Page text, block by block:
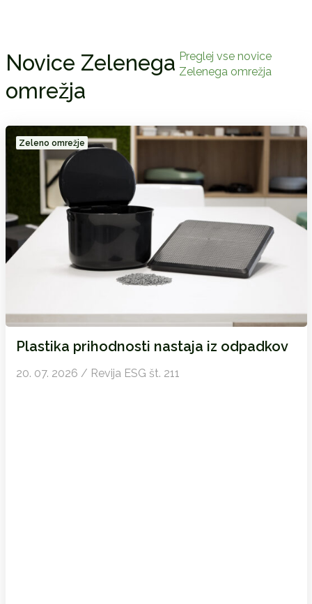
Novice Zelenega
omrežja
Preglej vse novice
Zelenega omrežja
Zeleno omrežje
Plastika prihodnosti nastaja iz odpadkov
20. 07. 2026 / Revija ESG št. 211